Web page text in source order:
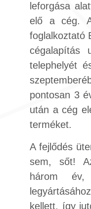
leforgása
elő a cég.
foglalkoztató
cégalapítás
telephelyét
pontosan 3
után a cég
terméket.
A fejlődés
sem, sőt!
három
kellett, így